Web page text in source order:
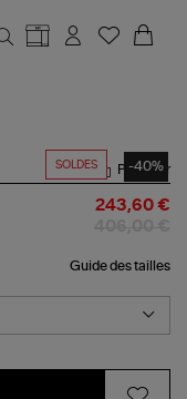
SOLDES -40%
Partager
243,60 €
Guide des tailles